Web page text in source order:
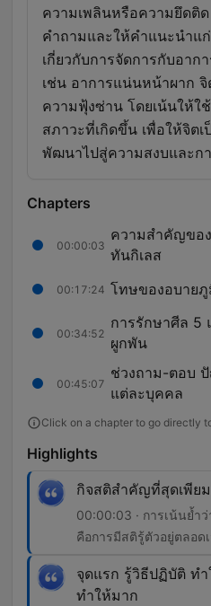
ความเพลินหรือความยึดติ
คำถามและให้คำแนะนำแ
เกี่ยวกับการจัดการกับอา
เช่น อาการแน่นหน้าผาก
ความฟุ้งซ่าน โดยเน้นให้
สภาวะที่เกิดขึ้น เพื่อให้จิต
พัฒนาไปสู่ความสงบและก
Chapters
00:00:03
ความสำคัญขอ
ทันกิเลส
00:17:24 โทษของอบาย
00:34:52
การรักษาศีล 5
ผูกพัน
00:45:07
ช่วงถาม-ตอบ
แต่ละบุคคล
Click on a chapter to go directly
Highlights
กิจสติสำคัญที่สุดเพีย
00:00:03 · การเน้นย้ำ
คือการมีสติรู้ตัวอยู่ตลอด
จุดแรก รู้วิธีปฏิบัติ ท
ทำให้มาก